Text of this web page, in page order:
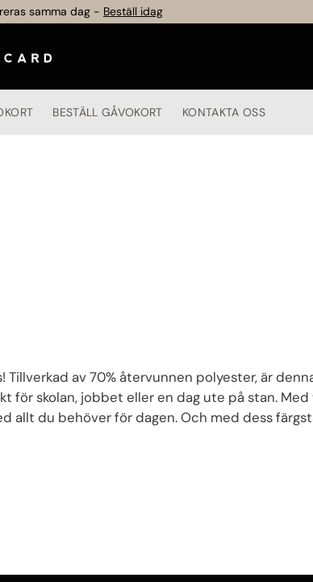
samma dag - Beställ idag
BESTÄLL GÅVOKORT KONTAKTA OSS
av 70% återvunnen polyester, är
för skolan, jobbet eller en dag ute på stan.
allt du behöver för dagen. Och med dess